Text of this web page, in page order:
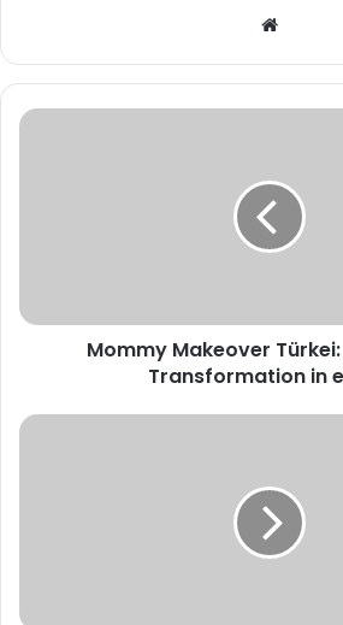
b
s
e
Mommy Makeover
Transformation in